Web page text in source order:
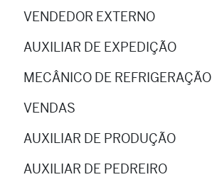
VENDEDOR EXTERNO
AUXILIAR DE EXPEDIÇÃO
MECÂNICO DE REFRIGERAÇÃO
VENDAS
AUXILIAR DE PRODUÇÃO
AUXILIAR DE PEDREIRO